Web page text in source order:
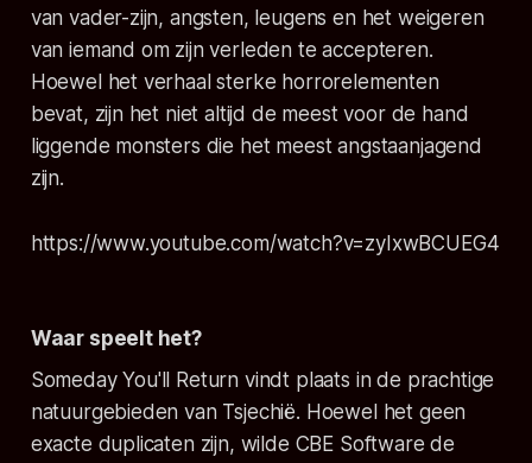
van vader-zijn, angsten, leugens en het weigeren
van iemand om zijn verleden te accepteren.
Hoewel het verhaal sterke horrorelementen
bevat, zijn het niet altijd de meest voor de hand
liggende monsters die het meest angstaanjagend
zijn.
https://www.youtube.com/watch?v=zyIxwBCUEG4
Waar speelt het?
Someday You'll Return vindt plaats in de prachtige
natuurgebieden van Tsjechië. Hoewel het geen
exacte duplicaten zijn, wilde CBE Software de